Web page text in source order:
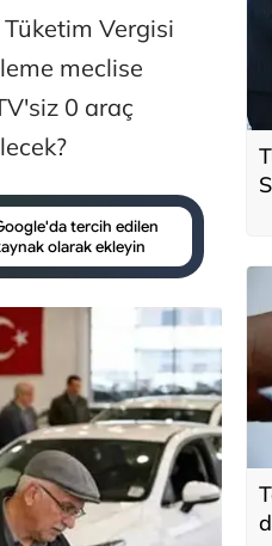
Vergisi
meclise
0 araç
tercih edilen
olarak ekleyin